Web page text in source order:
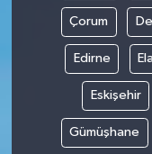
Çorum
Edirne
Eskişehir
Gümüşhane